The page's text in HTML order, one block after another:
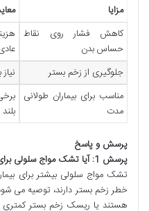
مزایا
کاهش فشار روی نقاط
حساس بدن
جلوگیری از زخم بستر
مناسب برای بیماران طولانی
مدت
پرسش و پاسخ
پرسش 1 :آیا تشک مواج سلولی
تشک مواج سلولی بیشتر برای
خطر زخم بستر دارند، توصیه می
هستند یا ریسک زخم بستر کمتری